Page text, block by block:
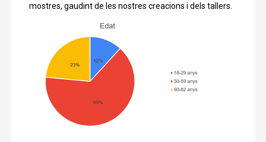
mostres, gaudint de les nostres creacions i dels tallers.